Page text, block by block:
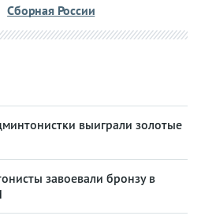
Сборная России
выиграли золотые
завоевали бронзу в